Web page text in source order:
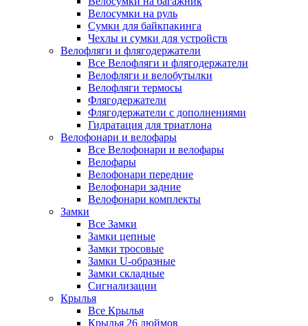
Велосумки на руль
Сумки для байкпакинга
Чехлы и сумки для устройств
Велофляги и флягодержатели
Все Велофляги и флягодержатели
Велофляги и велобутылки
Велофляги термосы
Флягодержатели
Флягодержатели с дополнениями
Гидратация для триатлона
Велофонари и велофары
Все Велофонари и велофары
Велофары
Велофонари передние
Велофонари задние
Велофонари комплекты
Замки
Все Замки
Замки цепные
Замки тросовые
Замки U-образные
Замки складные
Сигнализации
Крылья
Все Крылья
Крылья 26 дюймов